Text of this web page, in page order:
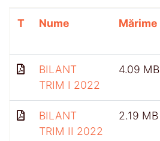
T Nume Mărime
BILANT
TRIM I 2022
4.09 MB
BILANT
TRIM II 2022
2.19 MB